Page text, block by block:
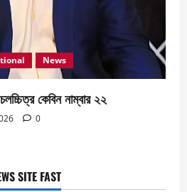
News
কেবিন নাম্বার ২২
0
SITE FAST
National News
৭১ মিডিয়া ভিশন গুণীজন সম্মাননা পেলেন
National News